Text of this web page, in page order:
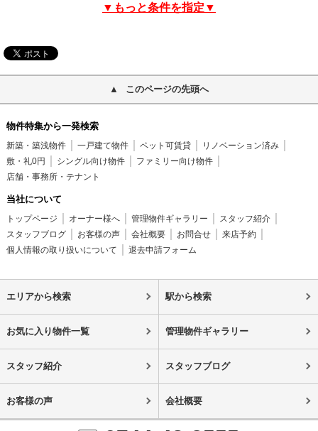
▼もっと条件を指定▼
このページの先頭へ
物件特集から一発検索
新築・築浅物件 一戸建て物件 ペット可賃貸
リノベーション済み
敷・礼0円
シングル向け物件
ファミリー向け物件
店舗・事務所・テナント
当社について
トップページ オーナー様へ 管理物件ギャラリー
スタッフ紹介
スタッフブログ
お客様の声 会社概要 お問合せ
来店予約
個人情報の取り扱いについて
退去申請フォーム
エリアから検索 駅から検索
お気に入り物件一覧 管理物件ギャラリー
スタッフ紹介 スタッフブログ
お客様の声 会社概要